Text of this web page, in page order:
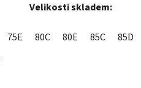
Velikosti skladem:
75E 80C 80E 85C 85D